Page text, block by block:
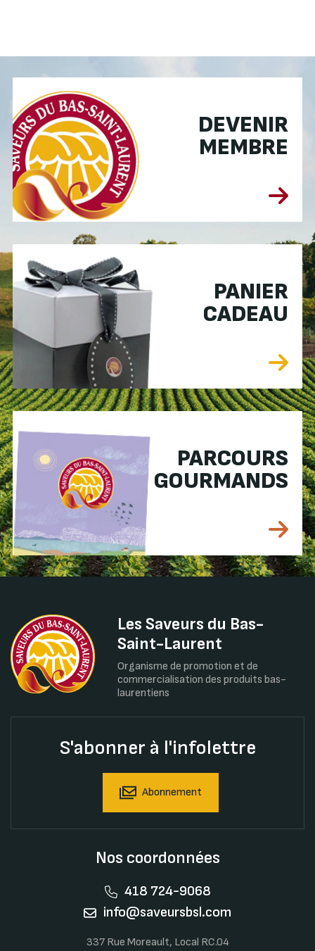
DEVENIR
MEMBRE
PANIER
CADEAU
PARCOURS
GOURMANDS
Les Saveurs du Bas-
Saint-Laurent
Organisme de promotion et de
commercialisation des produits bas-
laurentiens
S'abonner à l'infolettre
Abonnement
Nos coordonnées
418 724-9068
info@saveursbsl.com
337 Rue Moreault, Local RC.04